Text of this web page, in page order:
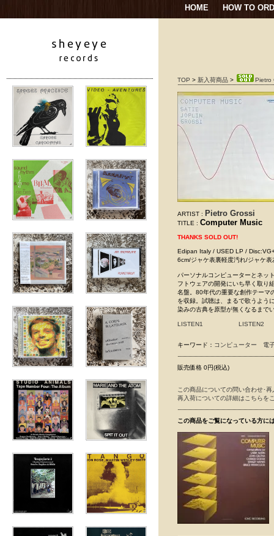
HOME HOW TO
TOP > 新入荷商品 > Pietro
ARTIST : Pietro Grossi
TITLE : Computer Music
THANKS SOLD OUT!
Edipan Italy / USED LP /
6cm/ジャケ表裏軽度汚れ/ジャケ
パーソナルコンピューターとネッ
フトウェアの開発にいち早く取り
名盤。80年代の重要な創作テーマ
を収録。試聴は、まるで歌うよう
染みの古典を原型が無くなるまで
LISTEN1 LISTEN2
キーワード： コンピューター 電
販売価格 0円(税込)
この商品についての問い合わせ･
再入荷についての詳細はこちらを
この商品をご覧になっている方に